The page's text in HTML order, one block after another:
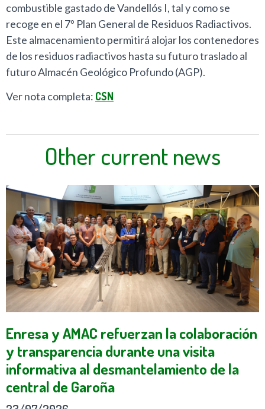
combustible gastado de Vandellós I, tal y como se
recoge en el 7º Plan General de Residuos Radiactivos.
Este almacenamiento permitirá alojar los contenedores
de los residuos radiactivos hasta su futuro traslado al
futuro Almacén Geológico Profundo (AGP).
Ver nota completa: CSN
Other current news
Enresa y AMAC refuerzan la colaboración
y transparencia durante una visita
informativa al desmantelamiento de la
central de Garoña